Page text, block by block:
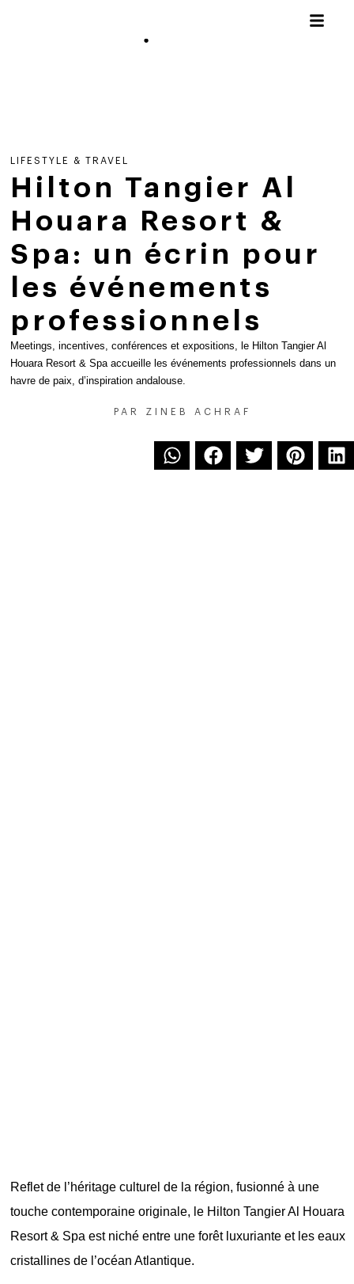
LIFESTYLE & TRAVEL
Hilton Tangier Al
Houara Resort &
Spa: un écrin pour
les événements
professionnels
Meetings, incentives, conférences et expositions, le Hilton Tangier Al
Houara Resort & Spa accueille les événements professionnels dans un
havre de paix, d’inspiration andalouse.
PAR ZINEB ACHRAF
Reflet de l’héritage culturel de la région, fusionné à une
touche contemporaine originale, le Hilton Tangier Al Houara
Resort & Spa est niché entre une forêt luxuriante et les eaux
cristallines de l’océan Atlantique.